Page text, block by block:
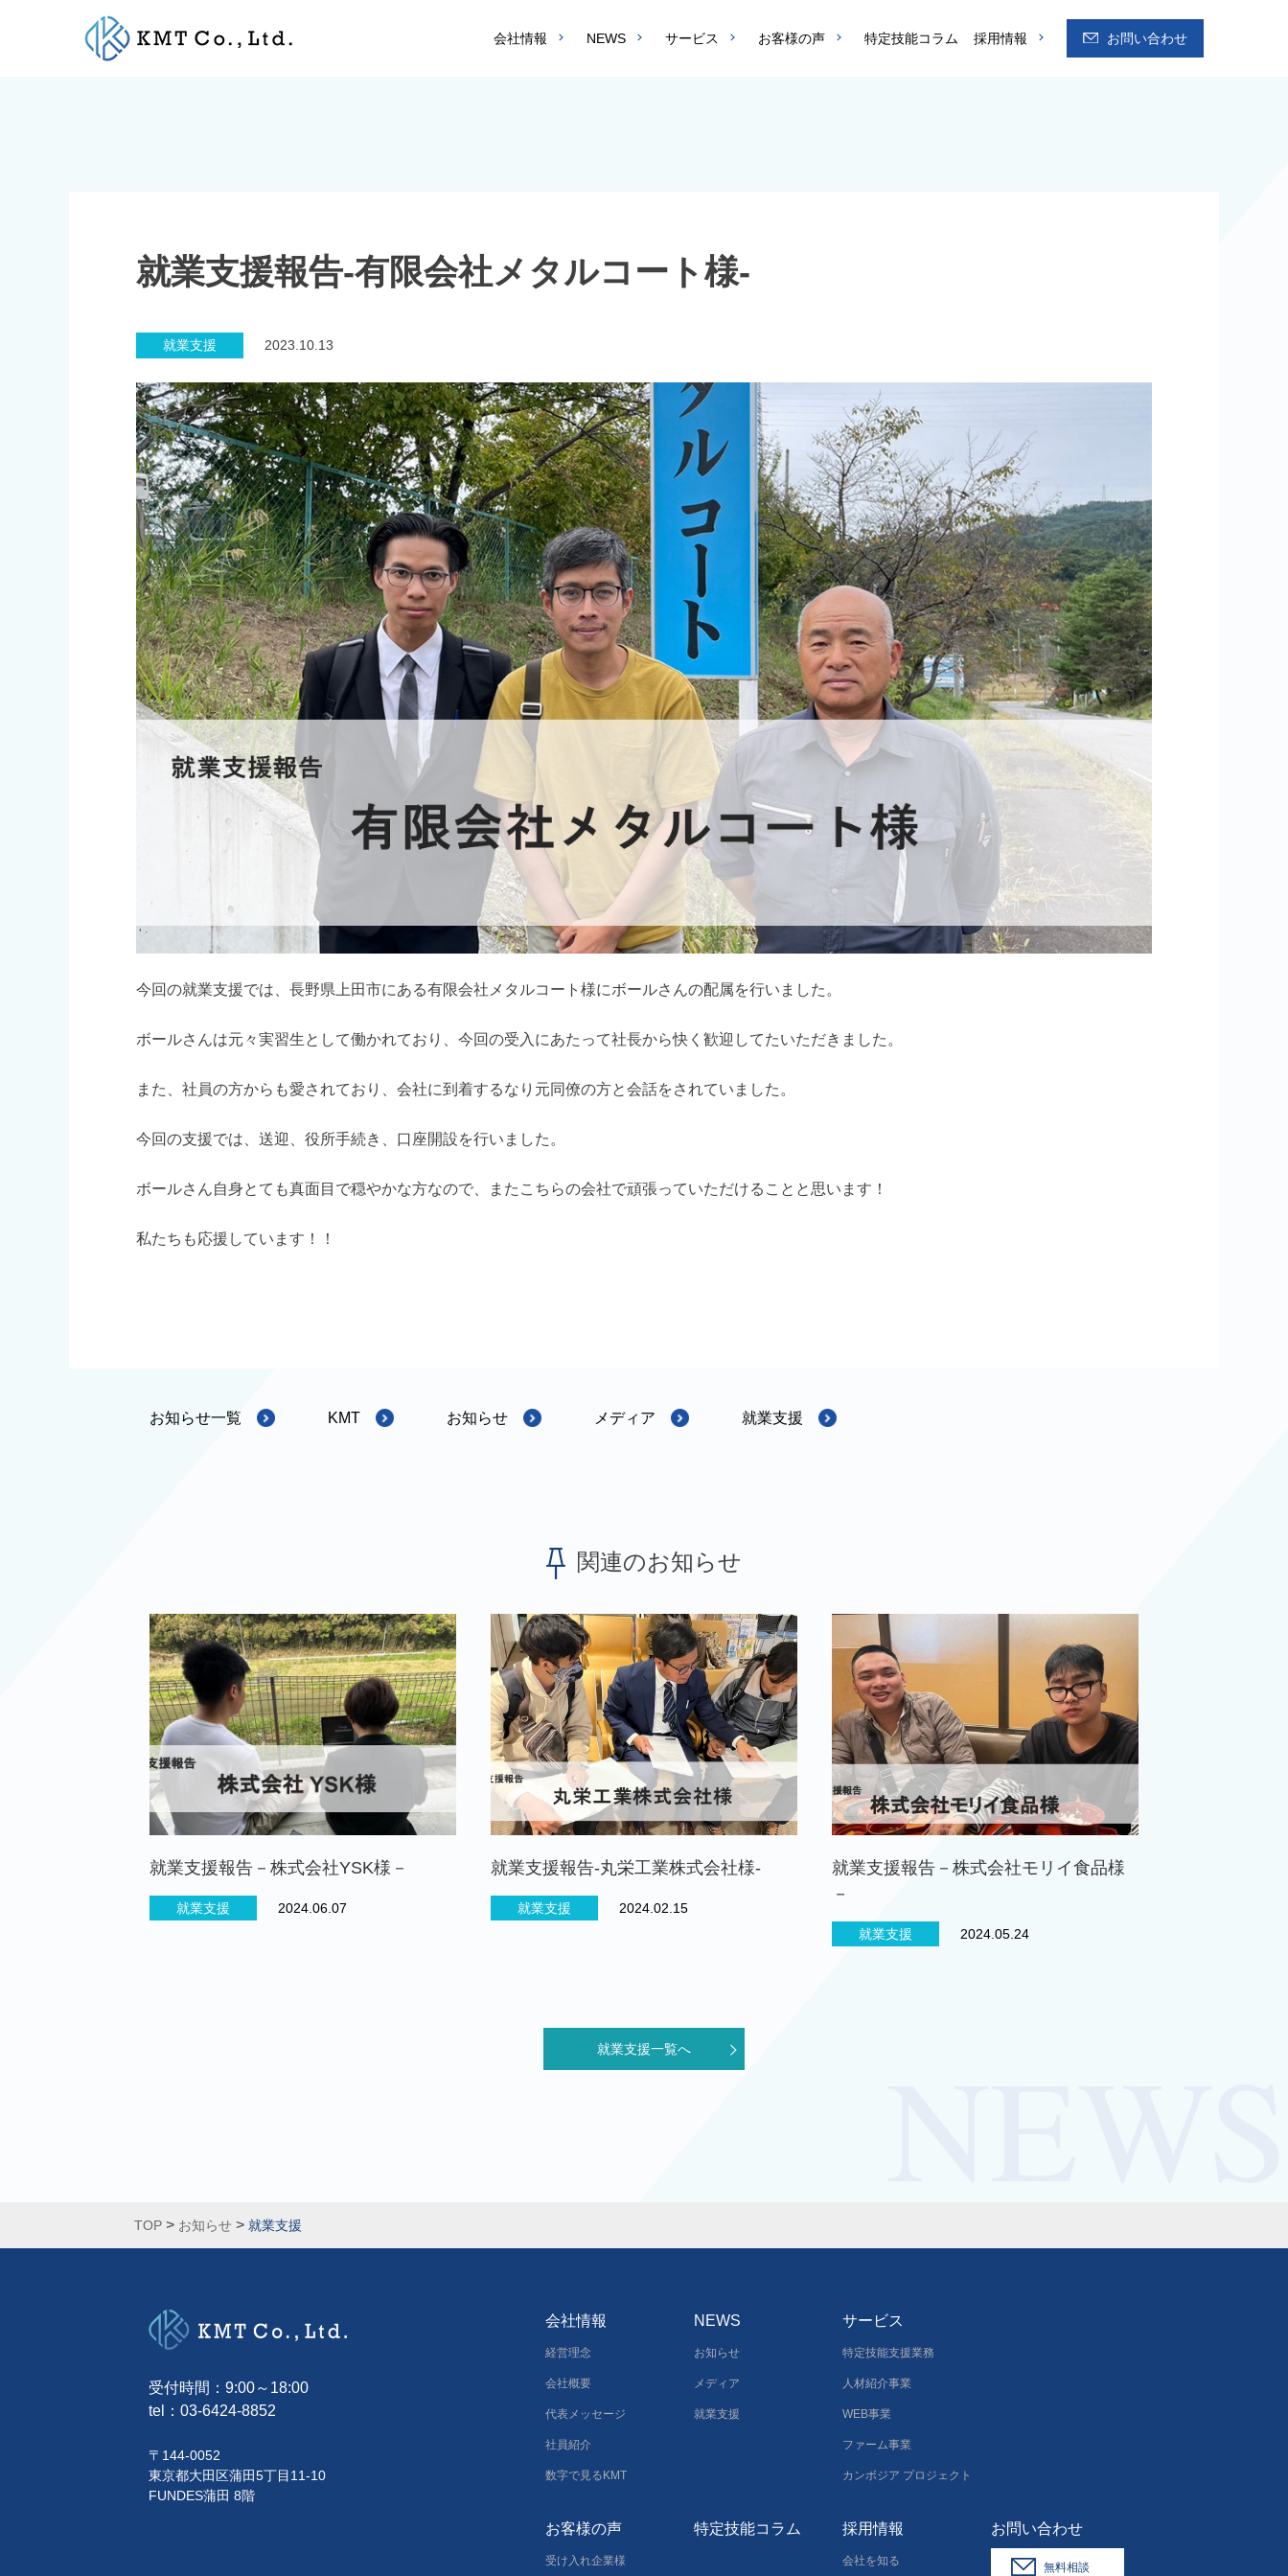
会社情報 NEWS サービス お客様の声 特定技能コラム 採用情報 お問い合わせ
就業支援報告-有限会社メタルコート様-
就業支援 2023.10.13
今回の就業支援では、長野県上田市にある有限会社メタルコート様にボールさんの配属を行いました。
ボールさんは元々実習生として働かれており、今回の受入にあたって社長から快く歓迎してたいただきました。
また、社員の方からも愛されており、会社に到着するなり元同僚の方と会話をされていました。
今回の支援では、送迎、役所手続き、口座開設を行いました。
ボールさん自身とても真面目で穏やかな方なので、またこちらの会社で頑張っていただけることと思います！
私たちも応援しています！！
お知らせ一覧 KMT お知らせ メディア 就業支援
関連のお知らせ
就業支援報告－株式会社YSK様－
就業支援 2024.06.07
就業支援報告-丸栄工業株式会社様-
就業支援 2024.02.15
就業支援報告－株式会社モリイ食品様
－
就業支援 2024.05.24
就業支援一覧へ
TOP > お知らせ > 就業支援
受付時間：9:00～18:00
tel： 03-6424-8852
〒144-0052
東京都大田区蒲田5丁目11-10
FUNDES蒲田 8階
会社情報
経営理念
会社概要
代表メッセージ
社員紹介
数字で見るKMT
NEWS
お知らせ
メディア
就業支援
サービス
特定技能支援業務
人材紹介事業
WEB事業
ファーム事業
カンボジア プロジェクト
お客様の声
受け入れ企業様
特定技能コラム 採用情報
会社を知る
お問い合わせ
無料相談